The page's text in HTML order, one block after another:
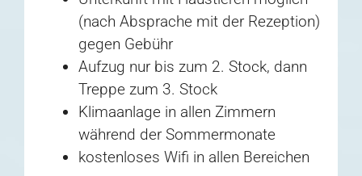
(nach Absprache mit der Rezeption)
gegen Gebühr
Aufzug nur bis zum 2. Stock, dann
Treppe zum 3. Stock
Klimaanlage in allen Zimmern
während der Sommermonate
kostenloses Wifi in allen Bereichen